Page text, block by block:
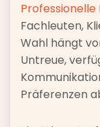
Fachleuten,
Wahl hängt
Untreue,
Präferenzen